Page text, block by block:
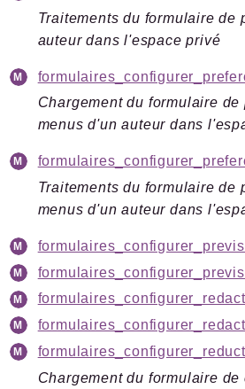
Traitements du formulaire de
auteur dans l'espace privé
Chargement du formulaire de
menus d'un auteur dans
Traitements du formulaire de
menus d'un auteur dans
Chargement du formulaire